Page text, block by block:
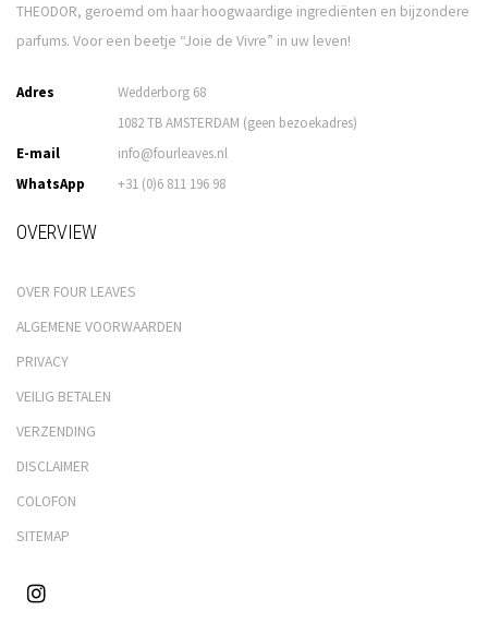
THEODOR, geroemd om haar hoogwaardige ingrediënten en bijzondere
parfums. Voor een beetje “Joie de Vivre” in uw leven!
Adres
Wedderborg 68
1082 TB AMSTERDAM (geen bezoekadres)
E-mail
info@fourleaves.nl
WhatsApp
+31 (0)6 811 196 98
OVERVIEW
OVER FOUR LEAVES
ALGEMENE VOORWAARDEN
PRIVACY
VEILIG BETALEN
VERZENDING
DISCLAIMER
COLOFON
SITEMAP